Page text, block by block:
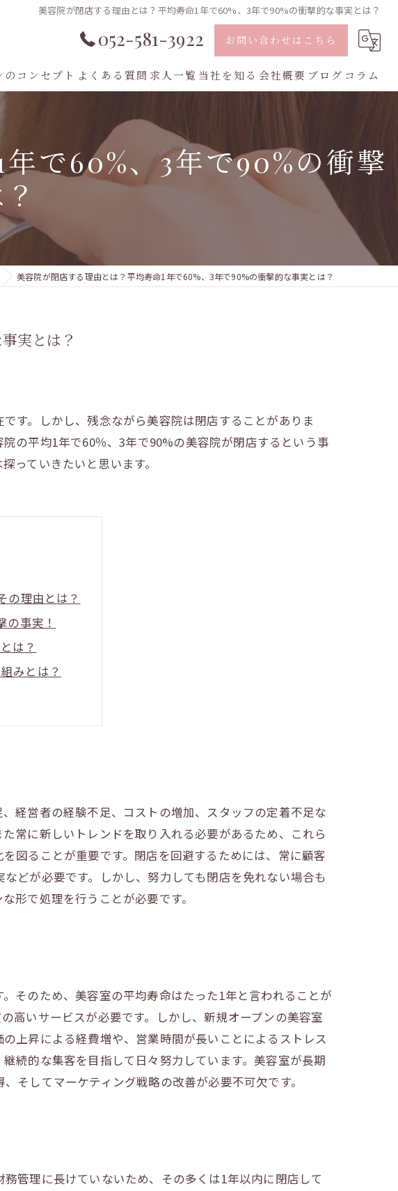
美容院が閉店する理由とは？平均寿命1年で60%、3年で90%の衝撃的な事実とは？
052-581-3922 お問い合わせはこちら
のコンセプト
HAIR HOSPITAL
eight
よくある質問 求人一覧 当社を知る
スタイリスト
会社概要 ブログ コラム
で60%、3年で90%の衝撃
美容院が閉店する理由とは？平均寿命1年で60%、3年で90%の衝撃的な事実とは？
実とは？
す。しかし、残念ながら美容院は閉店することがありま
の平均1年で60％、3年で90%の美容院が閉店するという事
っていきたいと思います。
の理由とは？
の事実！
は？
みとは？
経営者の経験不足、コストの増加、スタッフの定着不足な
常に新しいトレンドを取り入れる必要があるため、これら
図ることが重要です。閉店を回避するためには、常に顧客
どが必要です。しかし、努力しても閉店を免れない場合も
形で処理を行うことが必要です。
そのため、美容室の平均寿命はたった1年と言われることが
高いサービスが必要です。しかし、新規オープンの美容室
上昇による経費増や、営業時間が長いことによるストレス
続的な集客を目指して日々努力しています。美容室が長期
そしてマーケティング戦略の改善が必要不可欠です。
管理に長けていないため、その多くは1年以内に閉店して